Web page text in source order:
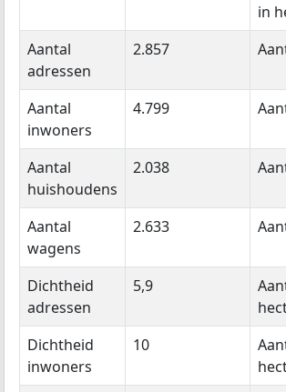
in
Aantal
adressen
2.857
Aantal
inwoners
4.799
Aantal
huishoudens
2.038
Aantal
wagens
2.633
Dichtheid
adressen
5,9
Dichtheid
inwoners
10